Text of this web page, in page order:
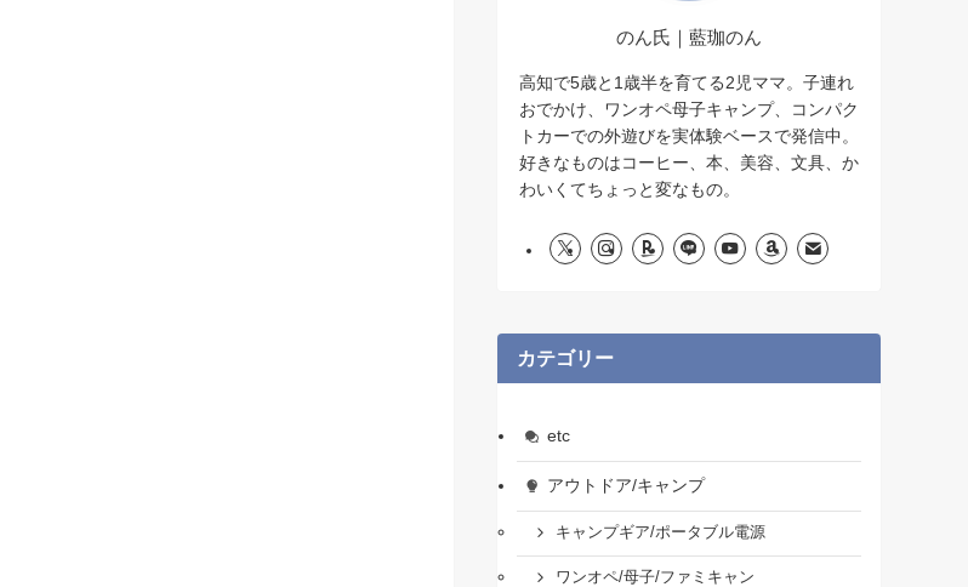
のん氏｜藍珈のん
高知で5歳と1歳半を育てる2児ママ。子連れ
おでかけ、ワンオペ母子キャンプ、コンパク
トカーでの外遊びを実体験ベースで発信中。
好きなものはコーヒー、本、美容、文具、か
わいくてちょっと変なもの。
カテゴリー
etc
アウトドア/キャンプ
キャンプギア/ポータブル電源
ワンオペ/母子/ファミキャン